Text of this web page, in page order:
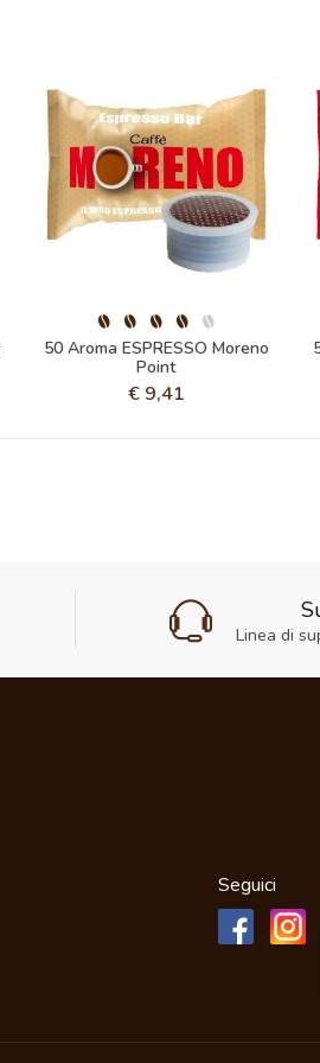
50 Aroma ESPRESSO Moreno
Point
€ 9,41
Linea di
Seguici